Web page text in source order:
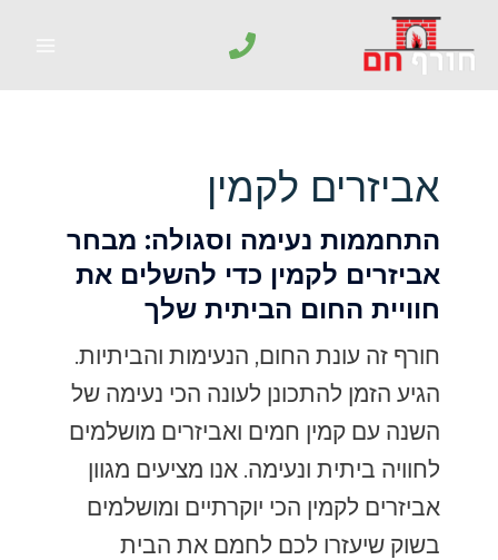
אביזרים לקמין
התחממות נעימה וסגולה: מבחר
אביזרים לקמין כדי להשלים את
חוויית החום הביתית שלך
חורף זה עונת החום, הנעימות והביתיות.
הגיע הזמן להתכונן לעונה הכי נעימה של
השנה עם קמין חמים ואביזרים מושלמים
לחוויה ביתית ונעימה. אנו מציעים מגוון
אביזרים לקמין הכי יוקרתיים ומושלמים
בשוק שיעזרו לכם לחמם את הבית